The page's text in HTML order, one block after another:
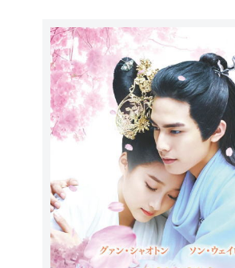
中国作品
韓国作品 ▼
韓国TVドラマ
韓国映画
TVドラマ特別編版＆映画メイキング
韓国アニメ